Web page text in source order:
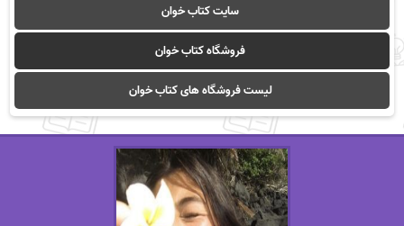
سایت کتاب خوان
فروشگاه کتاب خوان
لیست فروشگاه های کتاب خوان